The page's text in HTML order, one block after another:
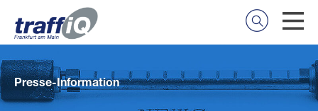
Presse-Information